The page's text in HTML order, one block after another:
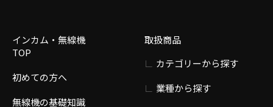
インカム・無線機
TOP
初めての方へ
無線機の基礎知識
取扱商品
カテゴリーから探す
業種から探す